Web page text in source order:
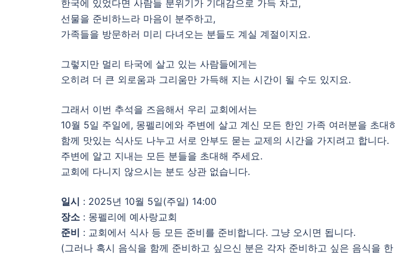
한국에 있었다면 사람들 분위기가 기대감으로 가득 차고,
선물을 준비하느라 마음이 분주하고,
가족들을 방문하러 미리 다녀오는 분들도 계실 계절이지요.
그렇지만 멀리 타국에 살고 있는 사람들에게는
오히려 더 큰 외로움과 그리움만 가득해 지는 시간이 될 수도 있지요.
그래서 이번 추석을 즈음해서 우리 교회에서는
10월 5일 주일에, 몽펠리에와 주변에 살고 계신 모든 한인 가족 여러분을 초대
함께 맛있는 식사도 나누고 서로 안부도 묻는 교제의 시간을 가지려고 합니다.
주변에 알고 지내는 모든 분들을 초대해 주세요.
교회에 다니지 않으시는 분도 상관 없습니다.
일시 : 2025년 10월 5일(주일) 14:00
장소 : 몽펠리에 예사랑교회
준비 : 교회에서 식사 등 모든 준비를 준비합니다. 그냥 오시면 됩니다.
(그러나 혹시 음식을 함께 준비하고 싶으신 분은 각자 준비하고 싶은 음식을